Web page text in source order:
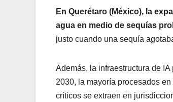
En Querétaro (México), la
agua en medio de sequías
justo cuando una sequía
Además, la infraestructura de
2030, la mayoría procesados
críticos se extraen en